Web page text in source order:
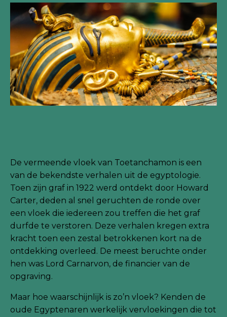
De vermeende vloek van Toetanchamon is een
van de bekendste verhalen uit de egyptologie.
Toen zijn graf in 1922 werd ontdekt door Howard
Carter, deden al snel geruchten de ronde over
een vloek die iedereen zou treffen die het graf
durfde te verstoren. Deze verhalen kregen extra
kracht toen een zestal betrokkenen kort na de
ontdekking overleed. De meest beruchte onder
hen was Lord Carnarvon, de financier van de
opgraving.
Maar hoe waarschijnlijk is zo’n vloek? Kenden de
oude Egyptenaren werkelijk vervloekingen die tot